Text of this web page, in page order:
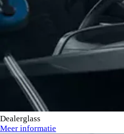
Dealerglass
Meer informatie